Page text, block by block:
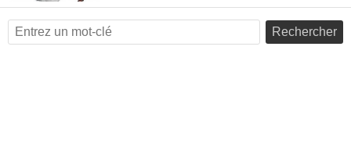
Rechercher